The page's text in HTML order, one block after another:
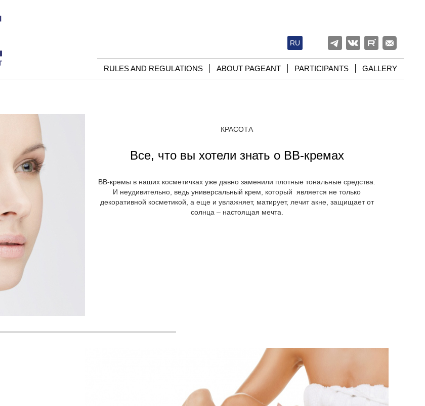
RU
RULES AND REGULATIONS ABOUT PAGEANT PARTICIPANTS GALLERY
КРАСОТА
Все, что вы хотели знать о ВВ-кремах
ВВ-кремы в наших косметичках уже давно заменили плотные тональные средства.
И неудивительно, ведь универсальный крем, который является не только
декоративной косметикой, а еще и увлажняет, матирует, лечит акне, защищает от
солнца – настоящая мечта.